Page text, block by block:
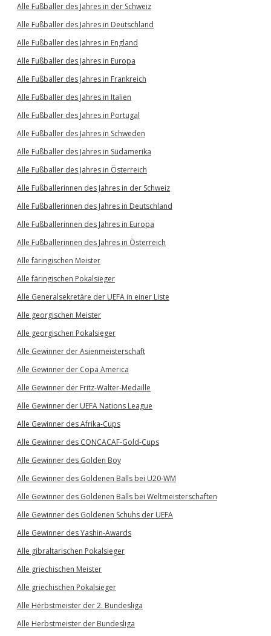
Alle Fußballer des Jahres in der Schweiz
Alle Fußballer des Jahres in Deutschland
Alle Fußballer des Jahres in England
Alle Fußballer des Jahres in Europa
Alle Fußballer des Jahres in Frankreich
Alle Fußballer des Jahres in Italien
Alle Fußballer des Jahres in Portugal
Alle Fußballer des Jahres in Schweden
Alle Fußballer des Jahres in Südamerika
Alle Fußballer des Jahres in Österreich
Alle Fußballerinnen des Jahres in der Schweiz
Alle Fußballerinnen des Jahres in Deutschland
Alle Fußballerinnen des Jahres in Europa
Alle Fußballerinnen des Jahres in Österreich
Alle färingischen Meister
Alle färingischen Pokalsieger
Alle Generalsekretäre der UEFA in einer Liste
Alle georgischen Meister
Alle georgischen Pokalsieger
Alle Gewinner der Asienmeisterschaft
Alle Gewinner der Copa America
Alle Gewinner der Fritz-Walter-Medaille
Alle Gewinner der UEFA Nations League
Alle Gewinner des Afrika-Cups
Alle Gewinner des CONCACAF-Gold-Cups
Alle Gewinner des Golden Boy
Alle Gewinner des Goldenen Balls bei U20-WM
Alle Gewinner des Goldenen Balls bei Weltmeisterschaften
Alle Gewinner des Goldenen Schuhs der UEFA
Alle Gewinner des Yashin-Awards
Alle gibraltarischen Pokalsieger
Alle griechischen Meister
Alle griechischen Pokalsieger
Alle Herbstmeister der 2. Bundesliga
Alle Herbstmeister der Bundesliga